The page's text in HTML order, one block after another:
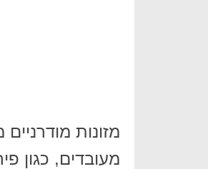
מזונות
מעובדים, כגון